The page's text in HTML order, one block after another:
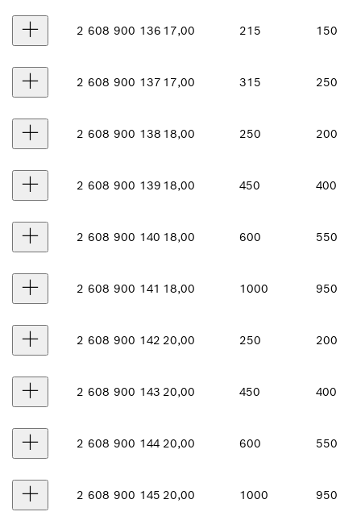
2 608 900 136 17,00 215 150
2 608 900 137 17,00 315 250
2 608 900 138 18,00 250 200
2 608 900 139 18,00 450 400
2 608 900 140 18,00 600 550
2 608 900 141 18,00 1000 950
2 608 900 142 20,00 250 200
2 608 900 143 20,00 450 400
2 608 900 144 20,00 600 550
2 608 900 145 20,00 1000 950